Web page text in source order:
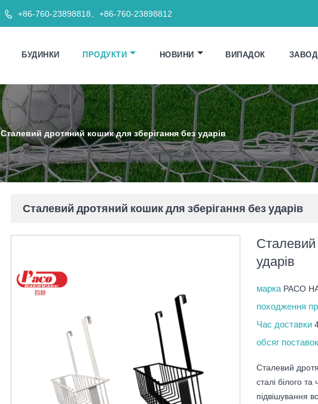
 +86-760-23898818、+86-760-23898812
БУДИНКИ ПРОДУКТИ НОВИНИ ВИПАДОК
Сталевий дротяний кошик для зберігання без ударів
Сталевий дротяний кошик для зберігання без ударів
Сталевий
ударів
марка PACO
походження
Час доставки
обсяг
Сталевий
сталі білого
підвішування